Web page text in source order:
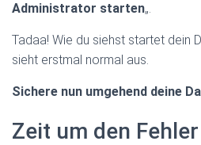
Administrator starten„.
Tadaa! Wie du siehst startet dein
sieht erstmal normal aus.
Sichere nun umgehend deine
Zeit um den